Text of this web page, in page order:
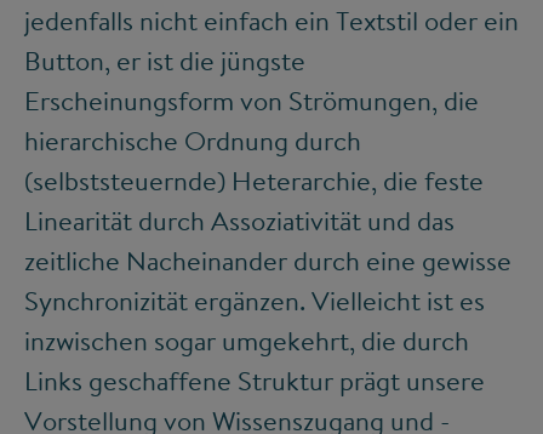
jedenfalls nicht einfach ein Textstil oder ein
Button, er ist die jüngste
Erscheinungsform von Strömungen, die
hierarchische Ordnung durch
(selbststeuernde) Heterarchie, die feste
Linearität durch Assoziativität und das
zeitliche Nacheinander durch eine gewisse
Synchronizität ergänzen. Vielleicht ist es
inzwischen sogar umgekehrt, die durch
Links geschaffene Struktur prägt unsere
Vorstellung von Wissenszugang und -